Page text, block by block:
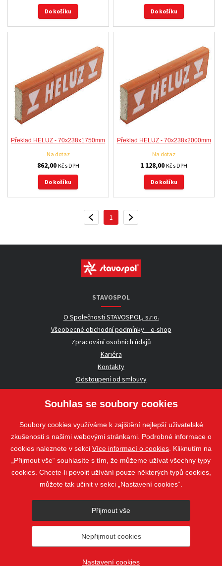
Do košíku Do košíku
Překlad HELUZ - 70x238x1750mm
Na dotaz
862,00 Kč s DPH
Do košíku
Překlad HELUZ - 70x238x2000mm
Na dotaz
1 128,00Kč s DPH
Do košíku
PŘEDCHOZÍ
1
STAVOSPOL
O Společnosti STAVOSPOL, s.r.o.
Všeobecné obchodní podmínky _ e-shop
Zpracování osobních údajů
Kariéra
Kontakty
Odstoupení od smlouvy
UŽITEČNÉ INFORMACE
Nezávazná poptávka
Whistleblowing
Sledujte nás
© 2018 - 2026 STAVOSPOL s. r. o.
nahoru
Souhlas se soubory cookies
Soubory cookies využíváme k zajištění nejlepší uživatelské
zkušenosti s našimi webovými stránkami. Podrobné informace o
cookies naleznete v sekci Více informací o cookies . Kliknutím na
„Přijmout vše“ souhlasíte s tím, že můžeme užívat všechny typy
cookies. Chcete-li povolit užívání pouze některých typů cookies,
můžete tak učinit v sekci „Nastavení cookies“.
Přijmout vše
Nepřijmout cookies
Nastavení cookies